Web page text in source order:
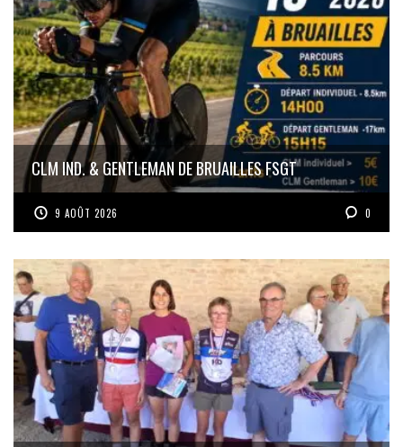
CLM IND. & GENTLEMAN DE BRUAILLES FSGT
9 AOÛT 2026 0